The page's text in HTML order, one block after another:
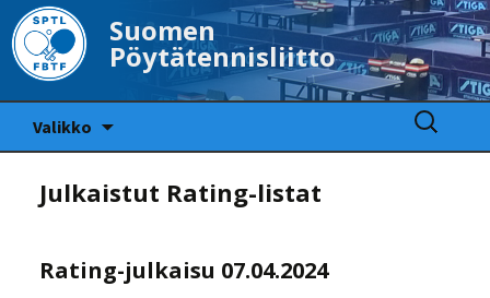
Suomen
Pöytätennisliitto
Valikko
Haku:
Julkaistut Rating-listat
Rating-julkaisu 07.04.2024